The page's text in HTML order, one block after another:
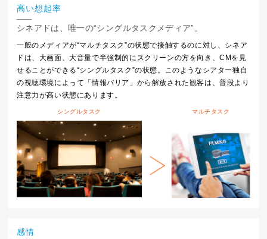
高い想起率
シネアドは、唯一の“シングルタスクメディア”。
一般のメディアが“マルチタスク”の状態で接触するのに対し、シネア
ドは、大画面、大音量で半強制的にスクリーンの方を向き、CMを見
せることができる“シングルタスク”の状態。このようなシアター独自
の視聴環境によって「情報バリア」から解放された観客は、普段より
注意力が高い状態にあります。
シングルタスク マルチタスク
感情